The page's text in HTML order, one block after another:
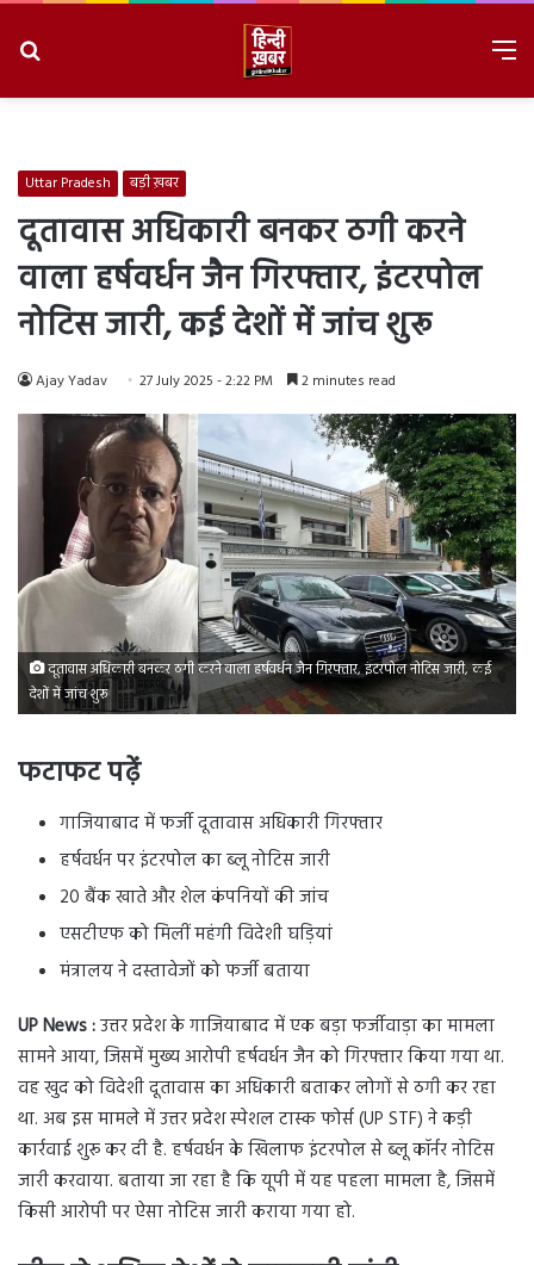
Uttar Pradesh बड़ी ख़बर
दूतावास अधिकारी बनकर ठगी करने
वाला हर्षवर्धन जैन गिरफ्तार, इंटरपोल
नोटिस जारी, कई देशों में जांच शुरू
Ajay Yadav 27 July 2025 - 2:22 PM 2 minutes read
दूतावास अधिकारी बनकर ठगी करने वाला हर्षवर्धन जैन गिरफ्तार, इंटरपोल नोटिस जारी, कई
देशों में जांच शुरू
फटाफट पढ़ें
गाजियाबाद में फर्जी दूतावास अधिकारी गिरफ्तार
हर्षवर्धन पर इंटरपोल का ब्लू नोटिस जारी
20 बैंक खाते और शेल कंपनियों की जांच
एसटीएफ को मिलीं महंगी विदेशी घड़ियां
मंत्रालय ने दस्तावेजों को फर्जी बताया
UP News :उत्तर प्रदेश के गाजियाबाद में एक बड़ा फर्जीवाड़ा का मामला
सामने आया, जिसमें मुख्य आरोपी हर्षवर्धन जैन को गिरफ्तार किया गया था.
वह खुद को विदेशी दूतावास का अधिकारी बताकर लोगों से ठगी कर रहा
था. अब इस मामले में उत्तर प्रदेश स्पेशल टास्क फोर्स (UP STF) ने कड़ी
कार्रवाई शुरू कर दी है. हर्षवर्धन के खिलाफ इंटरपोल से ब्लू कॉर्नर नोटिस
जारी करवाया. बताया जा रहा है कि यूपी में यह पहला मामला है, जिसमें
किसी आरोपी पर ऐसा नोटिस जारी कराया गया हो.